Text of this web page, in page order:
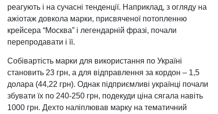
реагують і на сучасні тенденції. Наприклад, з огляду на
ажіотаж довкола марки, присвяченої потопленню
крейсера “Москва” і легендарній фразі, почали
перепродавати і її.
Собівартість марки для використання по Україні
становить 23 грн, а для відправлення за кордон – 1,5
долара (44,22 грн). Однак підприємливі українці почали
збувати їх по 240-250 грн, подекуди ціна сягала навіть
1000 грн. Дехто наліплював марку на тематичний